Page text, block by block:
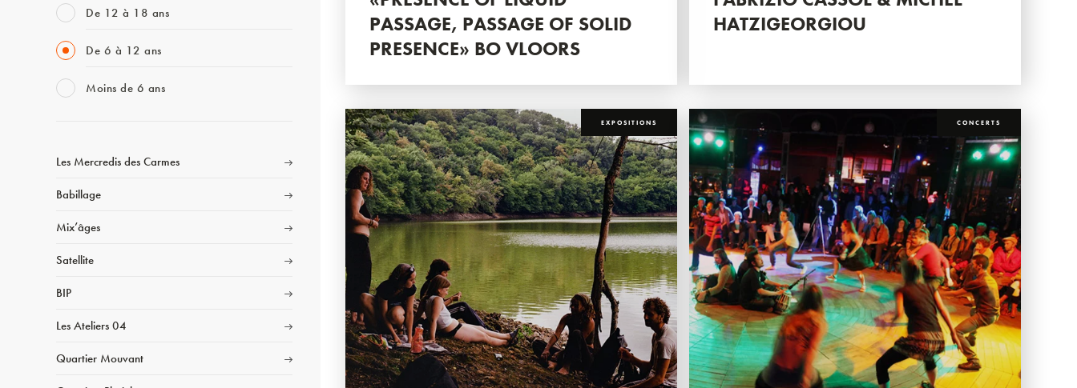
De 12 à 18 ans
De 6 à 12 ans
Moins de 6 ans
Les Mercredis des Carmes
Babillage
Mix’âges
Satellite
BIP
Les Ateliers 04
Quartier Mouvant
PASSAGE, PASSAGE OF SOLID
PRESENCE» BO VLOORS
HATZIGEORGIOU
EXPOSITIONS CONCERTS